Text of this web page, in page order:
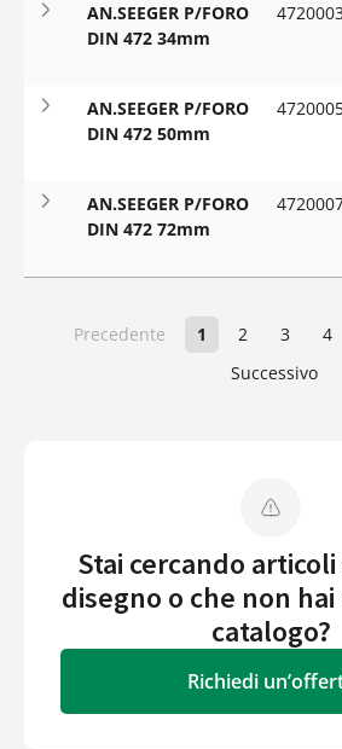
AN.SEEGER P/FORO
DIN 472 34mm
AN.SEEGER P/FORO
DIN 472 50mm
AN.SEEGER P/FORO
DIN 472 72mm
Precedente 1 2 3 4
Successivo
Stai cercando
disegno o che non
catalogo?
Richiedi